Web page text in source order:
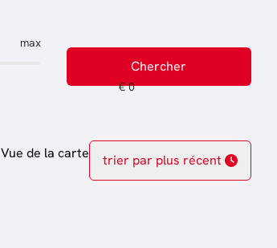
max
Chercher
Vue de la carte trier par plus récent